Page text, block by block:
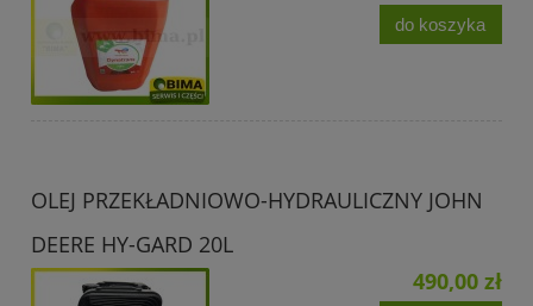
do koszyka
OLEJ PRZEKŁADNIOWO-HYDRAULICZNY JOHN
DEERE HY-GARD 20L
490,00 zł